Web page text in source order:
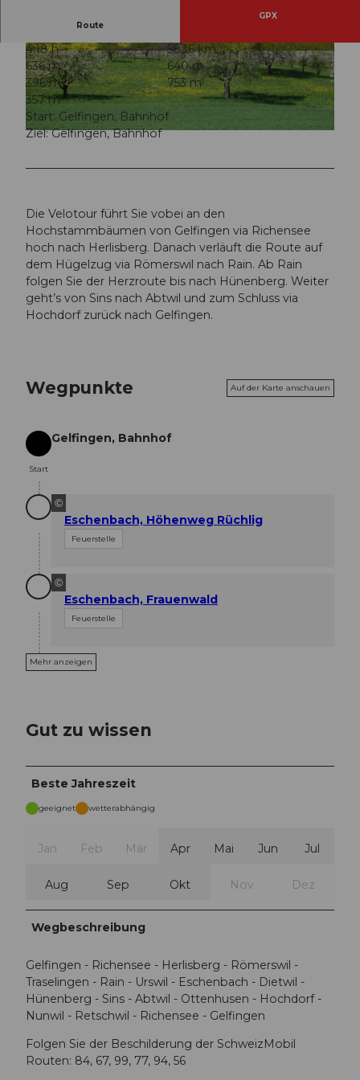
© Seetal Tourismus, Seetal Tourismus
© Seetal Tourismus, Hochstamm Seetal © Seetal Tourismus, Hochstamm Seetal
Route
GPX
4:18 h
58,16 km
636 m
640 m
396 m
753 m
357 m
Start: Gelfingen, Bahnhof
Ziel: Gelfingen, Bahnhof
Die Velotour führt Sie vobei an den
Hochstammbäumen von Gelfingen via Richensee
hoch nach Herlisberg. Danach verläuft die Route auf
dem Hügelzug via Römerswil nach Rain. Ab Rain
folgen Sie der Herzroute bis nach Hünenberg. Weiter
geht’s von Sins nach Abtwil und zum Schluss via
Hochdorf zurück nach Gelfingen.
Wegpunkte Auf der Karte anschauen
Start
Start
Gelfingen, Bahnhof
©
Eschenbach, Höhenweg Rüchlig
Feuerstelle
©
Eschenbach, Frauenwald
Feuerstelle
Mehr anzeigen
Gut zu wissen
Beste Jahreszeit
geeignet wetterabhängig
Jan Feb Mär Apr Mai Jun Jul
Aug Sep Okt Nov Dez
Wegbeschreibung
Gelfingen - Richensee - Herlisberg - Römerswil -
Traselingen - Rain - Urswil - Eschenbach - Dietwil -
Hünenberg - Sins - Abtwil - Ottenhusen - Hochdorf -
Nunwil - Retschwil - Richensee - Gelfingen
Folgen Sie der Beschilderung der SchweizMobil
Routen: 84, 67, 99, 77, 94, 56